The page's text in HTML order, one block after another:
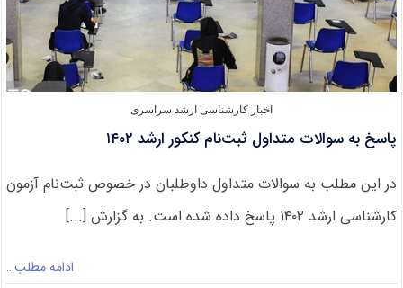
اخبار کارشناسی ارشد سراسری
پاسخ به سوالات متداول ثبت‌نام کنکور ارشد ۱۴۰۲
در این مطلب به سوالات متداول داوطلبان در خصوص ثبت‌نام آزمون
کارشناسی ارشد ۱۴۰۲ پاسخ داده شده است. به گزارش [...]
ادامه مطلب…